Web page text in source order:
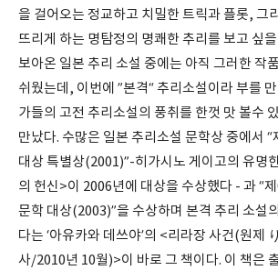
을 걸어오는 정교하고 치밀한 트릭과 플롯, 그
뜨리게 하는 명탐정의 명쾌한 추리를 보고 싶
보아온 일본 추리 소설 중에는 아직 그러한 작
쉬웠는데, 이번에 ”본격“ 추리소설이라 부를
가들의 고전 추리소설의 풍취를 한껏 맛 볼수
만났다. 수많은 일본 추리소설 문학상 중에서 “
대상 특별상(2001)”-히가시노 게이고의 유명
의 헌신>이 2006년에 대상을 수상했다 - 과 “
문학 대상(2003)”을 수상하며 본격 추리 소설
다는 ‘아유카와 데쓰야’의 <리라장 사건(원제
사/2010년 10월)>이 바로 그 책이다. 이 책은